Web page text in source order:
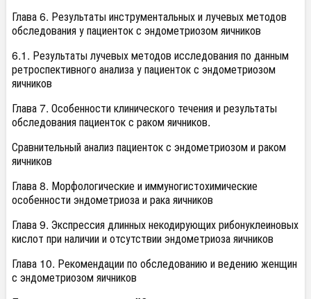
Глава 6. Результаты инструментальных и лучевых методов
обследования у пациенток с эндометриозом яичников
6.1. Результаты лучевых методов исследования по данным
ретроспективного анализа у пациенток с эндометриозом
яичников
Глава 7. Особенности клинического течения и результаты
обследования пациенток с раком яичников.
Сравнительный анализ пациенток с эндометриозом и раком
яичников
Глава 8. Морфологические и иммуногистохимические
особенности эндометриоза и рака яичников
Глава 9. Экспрессия длинных некодирующих рибонуклеиновых
кислот при наличии и отсутствии эндометриоза яичников
Глава 10. Рекомендации по обследованию и ведению женщин
с эндометриозом яичников